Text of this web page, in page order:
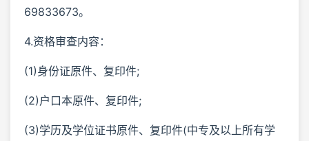
69833673。
4.资格审查内容：
(1)身份证原件、复印件;
(2)户口本原件、复印件;
(3)学历及学位证书原件、复印件(中专及以上所有学